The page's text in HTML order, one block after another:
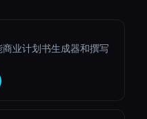
业计划书生成器和撰写